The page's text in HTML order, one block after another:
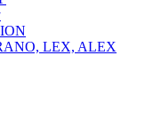
LEX, ALEX